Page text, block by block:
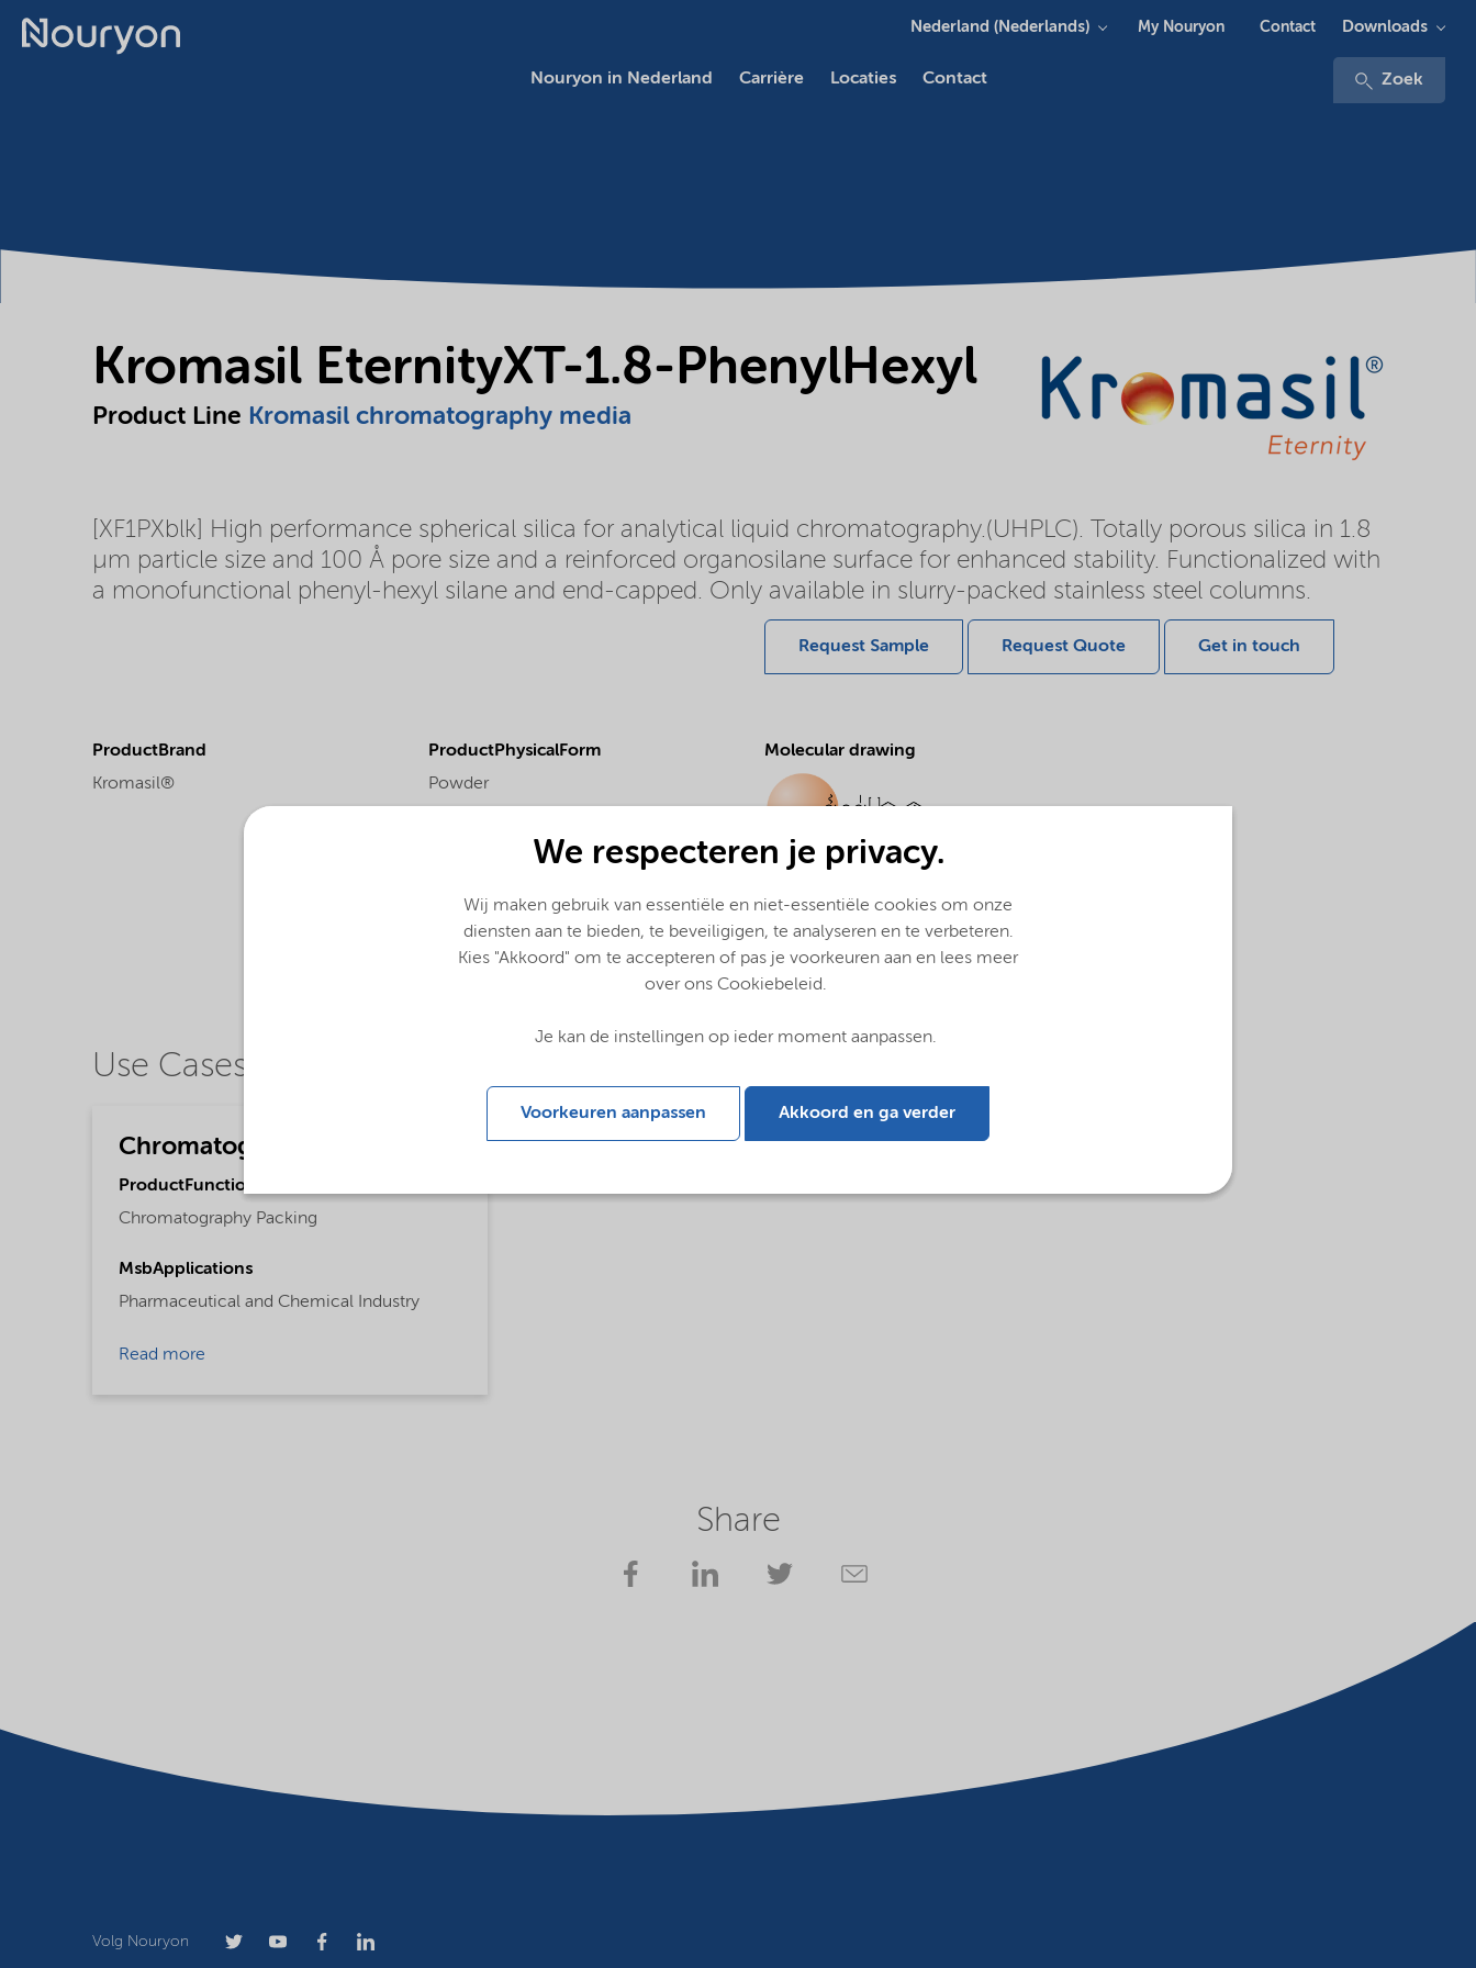
Nouryon in Nederland Carrière Locaties Contact Zoek
Nederland (Nederlands) My Nouryon Contact Downloads
Kromasil EternityXT-1.8-PhenylHexyl
Product Line Kromasil chromatography media
[XF1PXblk] High performance spherical silica for analytical liquid chromatography.(UHPLC). Totally porous silica in 1.8
µm particle size and 100 Å pore size and a reinforced organosilane surface for enhanced stability. Functionalized with
a monofunctional phenyl-hexyl silane and end-capped. Only available in slurry-packed stainless steel columns.
Request Sample Request Quote Get in touch
ProductBrand
Kromasil®
ProductPhysicalForm
Powder
Molecular drawing
Purification and analysis
Use Cases
Chromatography
ProductFunctions
Chromatography Packing
MsbApplications
Pharmaceutical and Chemical Industry
Read more
Share
Volg Nouryon
We respecteren je privacy.
Wij maken gebruik van essentiële en niet-essentiële cookies om onze
diensten aan te bieden, te beveiligigen, te analyseren en te verbeteren.
Kies "Akkoord" om te accepteren of pas je voorkeuren aan en lees meer
over ons Cookiebeleid.
Je kan de instellingen op ieder moment aanpassen.
Voorkeuren aanpassen Akkoord en ga verder